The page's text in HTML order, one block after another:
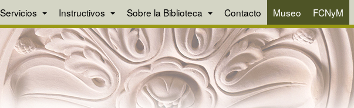
Servicios Instructivos Sobre la Biblioteca Contacto Museo FCNyM